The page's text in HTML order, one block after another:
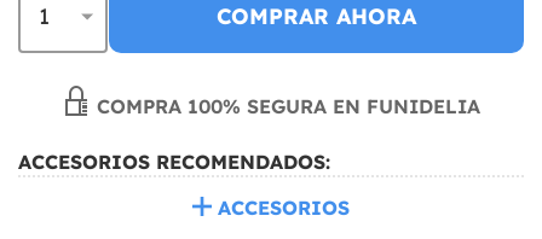
COMPRAR AHORA
COMPRA 100% SEGURA EN FUNIDELIA
ACCESORIOS RECOMENDADOS:
ACCESORIOS